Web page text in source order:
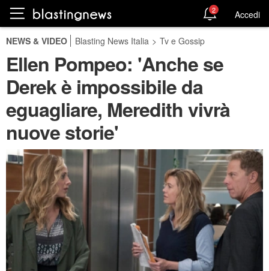
2 Accedi
NEWS & VIDEO Blasting News Italia > Tv e Gossip
Ellen Pompeo: 'Anche se
Derek è impossibile da
eguagliare, Meredith vivrà
nuove storie'